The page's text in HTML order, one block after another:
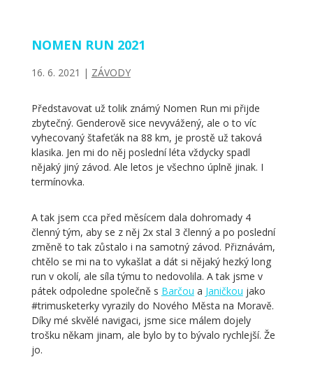
NOMEN RUN 2021
16. 6. 2021 | ZÁVODY
Představovat už tolik známý Nomen Run mi přijde
zbytečný. Genderově sice nevyvážený, ale o to víc
vyhecovaný štafeťák na 88 km, je prostě už taková
klasika. Jen mi do něj poslední léta vždycky spadl
nějaký jiný závod. Ale letos je všechno úplně jinak. I
termínovka.
A tak jsem cca před měsícem dala dohromady 4
členný tým, aby se z něj 2x stal 3 členný a po poslední
změně to tak zůstalo i na samotný závod. Přiznávám,
chtělo se mi na to vykašlat a dát si nějaký hezký long
run v okolí, ale síla týmu to nedovolila. A tak jsme v
pátek odpoledne společně s Barčou a Janičkou jako
#trimusketerky vyrazily do Nového Města na Moravě.
Díky mé skvělé navigaci, jsme sice málem dojely
trošku někam jinam, ale bylo by to bývalo rychlejší. Že
jo.